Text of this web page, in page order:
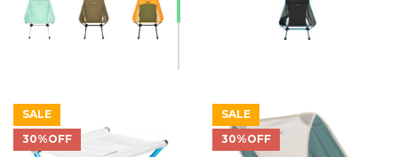
SALE
30%OFF
SALE
30%OFF